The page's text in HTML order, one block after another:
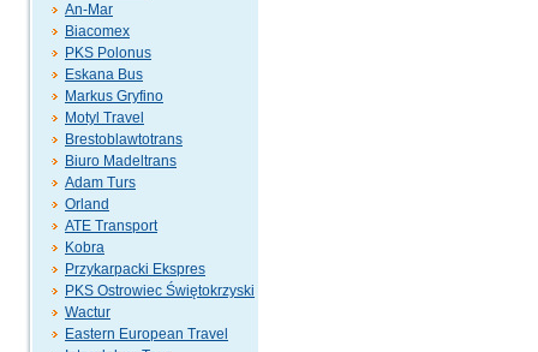
An-Mar
Biacomex
PKS Polonus
Eskana Bus
Markus Gryfino
Motyl Travel
Brestoblawtotrans
Biuro Madeltrans
Adam Turs
Orland
ATE Transport
Kobra
Przykarpacki Ekspres
PKS Ostrowiec Świętokrzyski
Wactur
Eastern European Travel